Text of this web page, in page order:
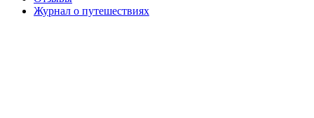
Журнал о путешествиях